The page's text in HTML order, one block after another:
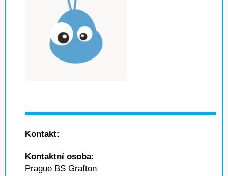
Kontakt:
Kontaktní osoba:
Prague BS Grafton